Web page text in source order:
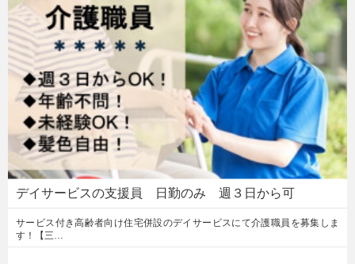
デイサービスの支援員 日勤のみ 週３日から可
サービス付き高齢者向け住宅併設のデイサービスにて介護職員を募集しま
す！【三…